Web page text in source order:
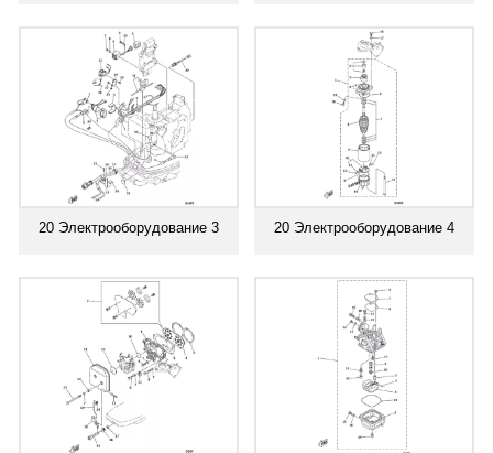
20 Электрооборудование 3 20 Электрооборудование 4